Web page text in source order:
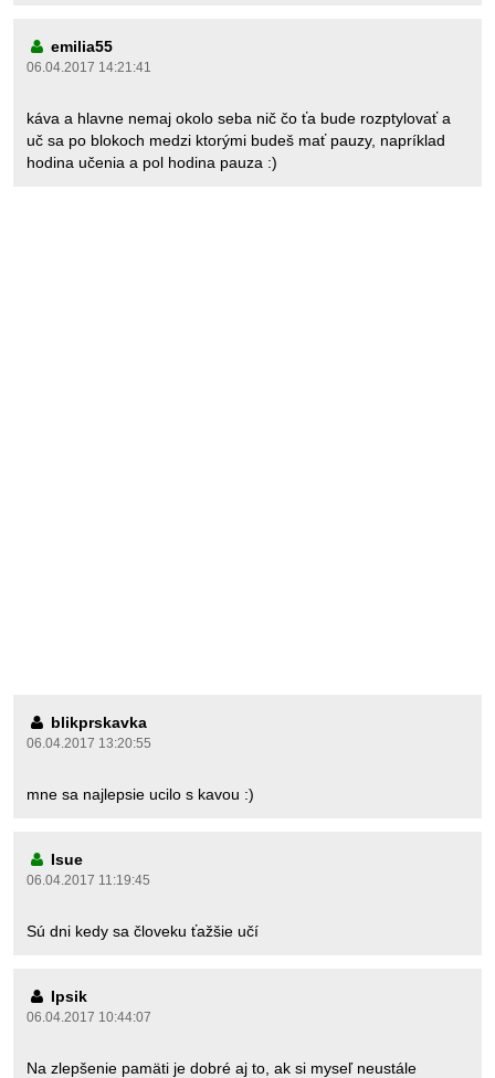
emilia55
06.04.2017 14:21:41
káva a hlavne nemaj okolo seba nič čo ťa bude rozptylovať a
uč sa po blokoch medzi ktorými budeš mať pauzy, napríklad
hodina učenia a pol hodina pauza :)
blikprskavka
06.04.2017 13:20:55
mne sa najlepsie ucilo s kavou :)
Isue
06.04.2017 11:19:45
Sú dni kedy sa človeku ťažšie učí
Ipsik
06.04.2017 10:44:07
Na zlepšenie pamäti je dobré aj to, ak si myseľ neustále